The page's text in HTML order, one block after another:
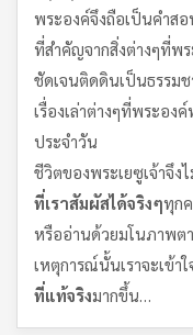
พระองค์จึงถือเป็นคำส
ที่สำคัญจากสิ่งต่างๆที่พ
ชัดเจนติดดินเป็นธรรม
เรื่องเล่าต่างๆที่พระอ
ประจำวัน
ชีวิตของพระเยซูเจ้าจึง
ที่เราสัมผัสได้จริงๆทุก
หรืออ่านด้วยมโนภาพต
เหตุการณ์นั้นเราจะเข้า
ที่แท้จริงมากขึ้น…